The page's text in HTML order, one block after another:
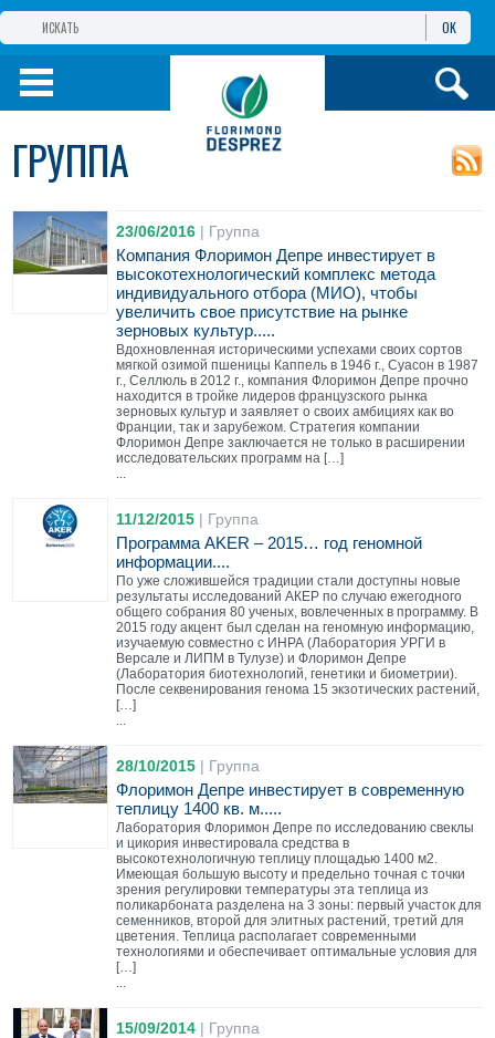
ГРУППА КОМПАНИЙ ФЛОРИМОН
ДЕПРЕ
ФЛОРИМОНДЕПРЕ ЕВРАЗИЯ
ИНФОРМАЦИЯ ИУСЛУГИ
OK
ГРУППА
23/06/2016| Группа
Компания Флоримон Депре инвестирует в
высокотехнологический комплекс метода
индивидуального отбора (МИО), чтобы
увеличить свое присутствие на рынке
зерновых культур.....
Вдохновленная историческими успехами своих сортов
мягкой озимой пшеницы Каппель в 1946 г., Суасон в 1987
г., Селлюль в 2012 г., компания Флоримон Депре прочно
находится в тройке лидеров французского рынка
зерновых культур и заявляет о своих амбициях как во
Франции, так и зарубежом. Стратегия компании
Флоримон Депре заключается не только в расширении
исследовательских программ на […]
...
11/12/2015| Группа
Программа AKER – 2015… год геномной
информации....
По уже сложившейся традиции стали доступны новые
результаты исследований АКЕР по случаю ежегодного
общего собрания 80 ученых, вовлеченных в программу. В
2015 году акцент был сделан на геномную информацию,
изучаемую совместно с ИНРА (Лаборатория УРГИ в
Версале и ЛИПМ в Тулузе) и Флоримон Депре
(Лаборатория биотехнологий, генетики и биометрии).
После секвенирования генома 15 экзотических растений,
[…]
...
28/10/2015| Группа
Флоримон Депре инвестирует в современную
теплицу 1400 кв. м.....
Лаборатория Флоримон Депре по исследованию свеклы
и цикория инвестировала средства в
высокотехнологичную теплицу площадью 1400 м2.
Имеющая большую высоту и предельно точная с точки
зрения регулировки температуры эта теплица из
поликарбоната разделена на 3 зоны: первый участок для
семенников, второй для элитных растений, третий для
цветения. Теплица располагает современными
технологиями и обеспечивает оптимальные условия для
[…]
...
15/09/2014| Группа